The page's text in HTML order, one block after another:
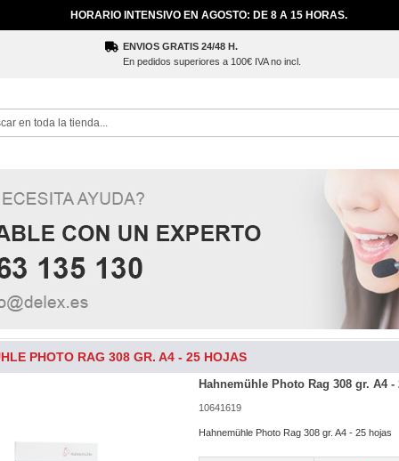
HORARIO INTENSIVO EN AGOSTO: DE 8 A 15 HORAS.
ENVIOS GRATIS 24/48 H.
En pedidos superiores a 100€ IVA no incl.
PHOTO RAG 308 GR. A4 - 25 HOJAS
Hahnemühle Photo Rag 308 gr. A4 -
10641619
Hahnemühle Photo Rag 308 gr. A4 - 25 hojas